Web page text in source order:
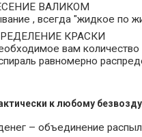
ВАЛИКОМ
, всегда "жидкое по
КРАСКИ
вам
равномерно
к любому
– объединение